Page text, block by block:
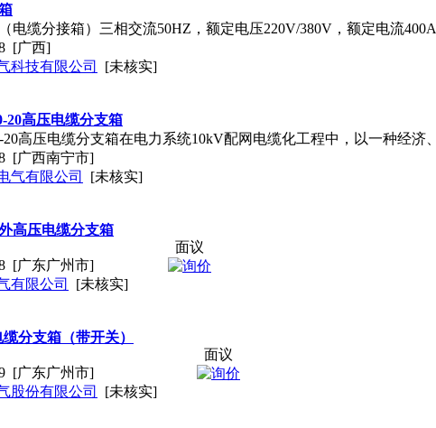
电缆分接箱）三相交流50HZ，额定电压220V/380V，额定电流
[广西]
科技有限公司
[未核实]
20高压电缆分支箱
20高压电缆分支箱在电力系统10kV配网电缆化工程中，以一种经
[广西南宁市]
气有限公司
[未核实]
高压电缆分支箱
[广东广州市]
有限公司
[未核实]
面议
缆分支箱（带开关）
[广东广州市]
股份有限公司
[未核实]
面议